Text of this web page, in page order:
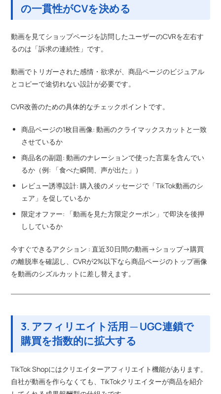
の一貫性がCVを決める
動画を見てショップページを訪問したユーザーのCVRを左右す
るのは「訴求の連続性」です。
動画でトリガーされた感情・欲求が、商品ページのビジュアル
とコピーで途切れない設計が必要です。
CVR改善のための具体的なチェックポイントです。
商品ページの1枚目画像: 動画のクライマックスカットと一致
させているか
商品名の副題: 動画のナレーションで使った言葉を含んでい
るか（例: 「食べた瞬間、声が出た」）
レビュー誘導設計: 購入後のメッセージで「TikTok動画のシ
ェア」を促しているか
限定オファー: 「動画を見た方限定クーポン」で即決を後押
ししているか
今すぐできるアクション : 直近30日間の動画→ショップ→購買
の離脱率を確認し、CVRが2%以下なら商品ページのトップ画像
を動画のシズルカットに差し替えます。
3. アフィリエイト活用 ─ UGC連鎖で
購買を指数的に拡大する
TikTok Shopにはクリエイターアフィリエイト機能があります。
自社が動画を作らなくても、TikTokクリエイターが商品を紹介